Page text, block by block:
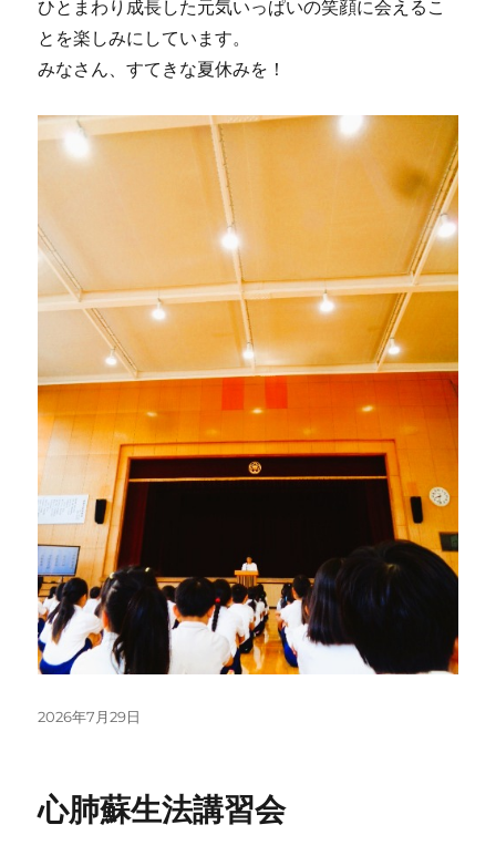
ひとまわり成長した元気いっぱいの笑顔に会えるこ
とを楽しみにしています。
みなさん、すてきな夏休みを！
投
2026年7月29日
心肺蘇生法講習会